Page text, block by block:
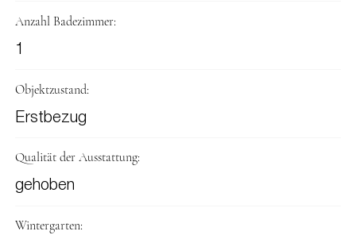
Anzahl Badezimmer:
1
Objektzustand:
Erstbezug
Qualität der Ausstattung:
gehoben
Wintergarten: